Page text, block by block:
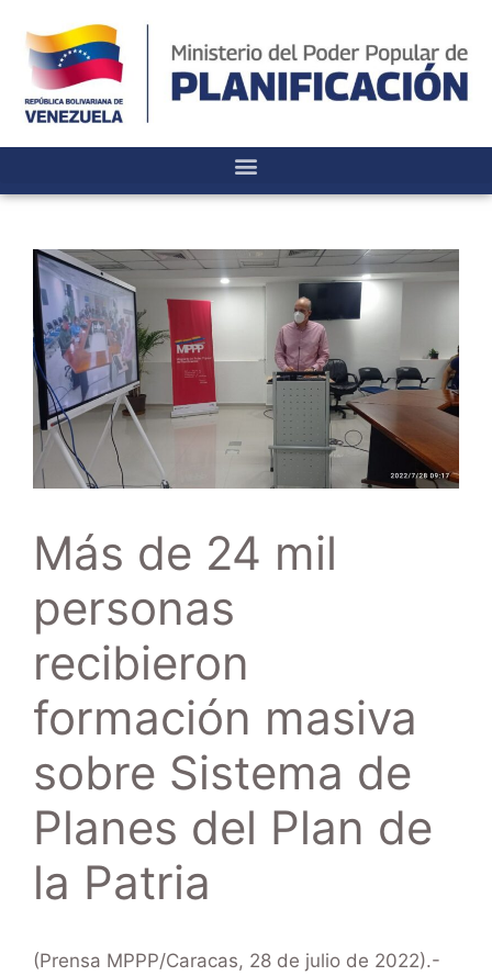
Más de 24 mil
personas
recibieron
formación masiva
sobre Sistema de
Planes del Plan de
la Patria
(Prensa MPPP/Caracas, 28 de julio de 2022).-